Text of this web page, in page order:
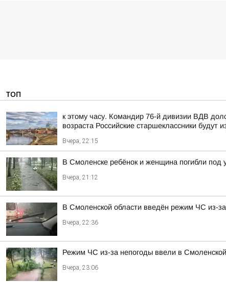
ТОП
к этому часу. Командир 76-й дивизии ВДВ
возраста Российские старшеклассники будут
Вчера, 22:15
В Смоленске ребёнок и женщина погибли
Вчера, 21:12
В Смоленской области введён режим ЧС из-за
Вчера, 22:36
Режим ЧС из-за непогоды ввели в
Вчера, 23:06